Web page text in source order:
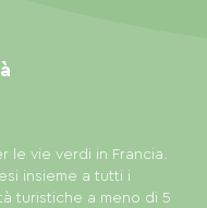
le vie verdi in Francia.
insieme a tutti i
turistiche a meno di 5